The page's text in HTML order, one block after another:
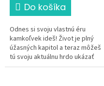
Do košíka
Odnes si svoju vlastnú éru
kamkoľvek ideš! Život je plný
úžasných kapitol a teraz môžeš
tú svoju aktuálnu hrdo ukázať
celému svetu. Plátenné tašky "In